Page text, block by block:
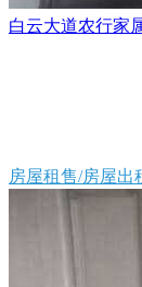
白云大道农行家
房屋租售/房屋出